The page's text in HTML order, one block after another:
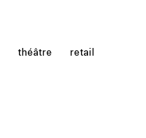
théâtre retail